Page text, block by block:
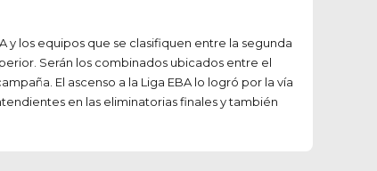
los equipos que se clasifiquen entre la segunda
Serán los combinados ubicados entre el
El ascenso a la Liga EBA lo logró por la vía
en las eliminatorias finales y también